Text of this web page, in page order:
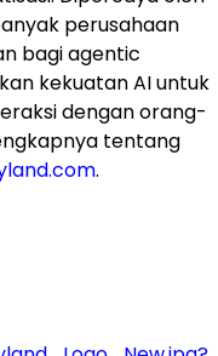
perusahaan
bagi agentic
kekuatan AI untuk
dengan orang-
tentang
.